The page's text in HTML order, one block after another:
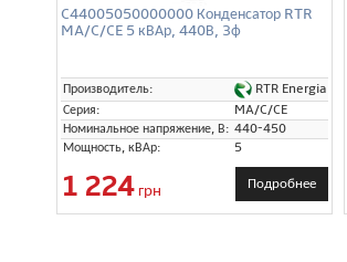
C44005050000000 Конденсатор RTR
MA/C/CE 5 кВАр, 440В, 3ф
Производитель:
RTR Energia
Серия:
MA/C/CE
Номинальное напряжение, В: 440-450
Мощность, кВАр:
5
1 224грн Подробнее